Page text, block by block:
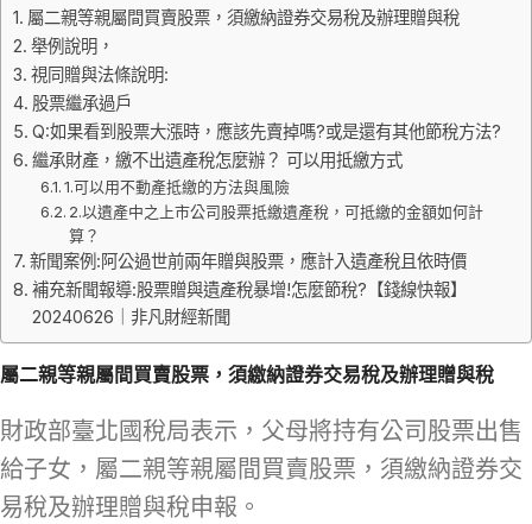
屬二親等親屬間買賣股票，須繳納證券交易稅及辦理贈與稅
舉例說明，
視同贈與法條說明:
股票繼承過戶
Q:如果看到股票大漲時，應該先賣掉嗎?或是還有其他節稅方法?
繼承財產，繳不出遺產稅怎麼辦？ 可以用抵繳方式
1.可以用不動產抵繳的方法與風險
2.以遺產中之上市公司股票抵繳遺產稅，可抵繳的金額如何計
算？
新聞案例:阿公過世前兩年贈與股票，應計入遺產稅且依時價
補充新聞報導:股票贈與遺產稅暴增!怎麼節稅?【錢線快報】
20240626｜非凡財經新聞
屬二親等親屬間買賣股票，須繳納證券交易稅及辦理贈與稅
財政部臺北國稅局表示，父母將持有公司股票出售
給子女，屬二親等親屬間買賣股票，須繳納證券交
易稅及辦理贈與稅申報。